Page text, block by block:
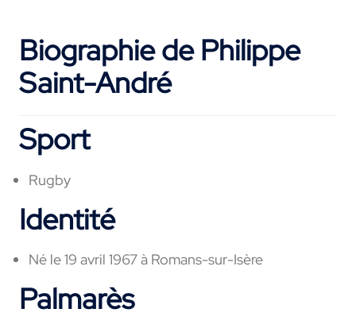
Biographie de Philippe
Saint-André
Sport
Rugby
Identité
Né le 19 avril 1967 à Romans-sur-Isère
Palmarès